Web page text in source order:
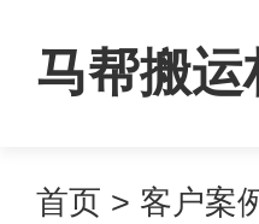
马帮搬
首页 > 客户案